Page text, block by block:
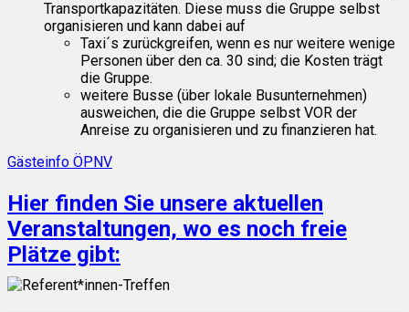
Transportkapazitäten. Diese muss die Gruppe selbst
organisieren und kann dabei auf
Taxi´s zurückgreifen, wenn es nur weitere wenige
Personen über den ca. 30 sind; die Kosten trägt
die Gruppe.
weitere Busse (über lokale Busunternehmen)
ausweichen, die die Gruppe selbst VOR der
Anreise zu organisieren und zu finanzieren hat.
Gästeinfo ÖPNV
Hier finden Sie unsere aktuellen
Veranstaltungen, wo es noch freie
Plätze gibt: